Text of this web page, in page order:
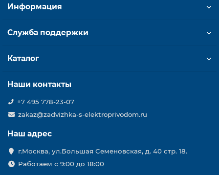
Информация
Служба поддержки
Каталог
Наши контакты
+7 495 778-23-07
zakaz@zadvizhka-s-elektroprivodom.ru
Наш адрес
г.Москва, ул.Большая Семеновская, д. 40 стр. 18.
Работаем с 9:00 до 18:00